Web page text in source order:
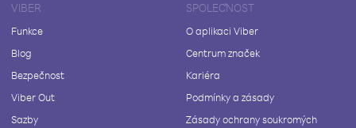
VIBER
Funkce
Blog
Bezpečnost
Viber Out
Sazby
SPOLEČNOST
O aplikaci Viber
Centrum značek
Kariéra
Podmínky a zásady
Zásady ochrany soukromých